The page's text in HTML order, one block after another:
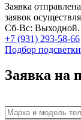
Заявка
заявок
Сб-Вс: Выходной.
+7 (931) 293-58-66
Подбор подсветки
Заявка на